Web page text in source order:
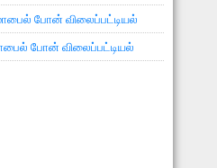
போன் விலைப்பட்டியல்
போன் விலைப்பட்டியல்